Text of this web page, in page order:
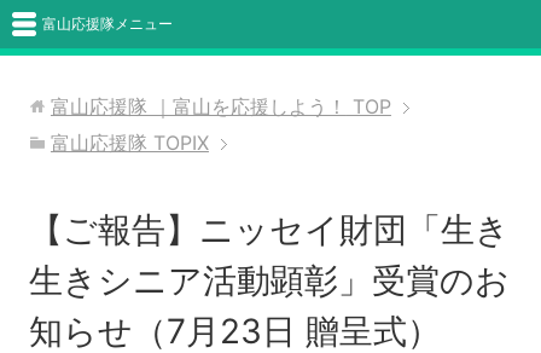
富山応援隊メニュー
富山応援隊 ｜富山を応援しよう！
TOP
富山応援隊 TOPIX
【ご報告】ニッセイ財団「生き
生きシニア活動顕彰」受賞のお
知らせ（7月23日 贈呈式）